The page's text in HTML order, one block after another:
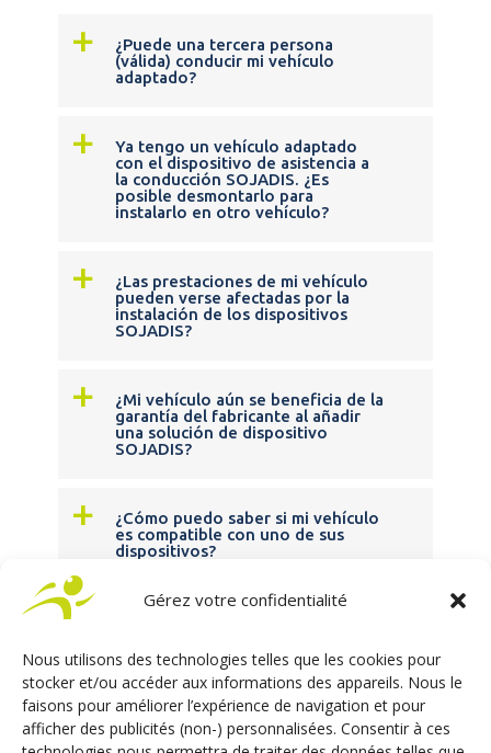
Gérez votre confidentialité
Nous utilisons des technologies telles que les cookies pour
stocker et/ou accéder aux informations des appareils. Nous le
faisons pour améliorer l’expérience de navigation et pour
afficher des publicités (non-) personnalisées. Consentir à ces
a
¿Puede una tercera persona
(válida) conducir mi vehículo
adaptado?
a
Ya tengo un vehículo adaptado
con el dispositivo de asistencia a
la conducción SOJADIS. ¿Es
posible desmontarlo para
instalarlo en otro vehículo?
a
¿Las prestaciones de mi vehículo
pueden verse afectadas por la
instalación de los dispositivos
SOJADIS?
a
¿Mi vehículo aún se beneficia de la
garantía del fabricante al añadir
una solución de dispositivo
SOJADIS?
a
¿Cómo puedo saber si mi vehículo
es compatible con uno de sus
dispositivos?
a
transmisión automática?
a
¿Se puede instalar su dispositivo
de asistencia a la conducción en